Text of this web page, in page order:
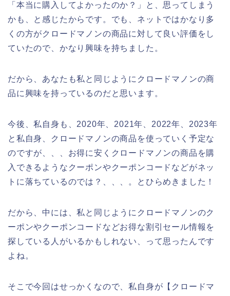
「本当に購入してよかったのか？」と、思ってしまう
かも、と感じたからです。でも、ネットではかなり多
くの方がクロードマノンの商品に対して良い評価をし
ていたので、かなり興味を持ちました。
だから、あなたも私と同じようにクロードマノンの商
品に興味を持っているのだと思います。
今後、私自身も、2020年、2021年、2022年、2023年
と私自身、クロードマノンの商品を使っていく予定な
のですが、、、お得に安くクロードマノンの商品を購
入できるようなクーポンやクーポンコードなどがネッ
トに落ちているのでは？、、、。とひらめきました！
だから、中には、私と同じようにクロードマノンのク
ーポンやクーポンコードなどお得な割引セール情報を
探している人がいるかもしれない、って思ったんです
よね。
そこで今回はせっかくなので、私自身が【クロードマ